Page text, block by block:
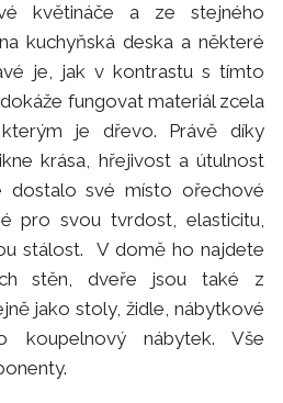
květináče a ze stejného
kuchyňská deska a některé
je, jak v kontrastu s tímto
fungovat materiál zcela
je dřevo. Právě díky
krása, hřejivost a útulnost
dostalo své místo ořechové
pro svou tvrdost, elasticitu,
stálost. V domě ho najdete
stěn, dveře jsou také z
jako stoly, židle, nábytkové
koupelnový nábytek. Vše